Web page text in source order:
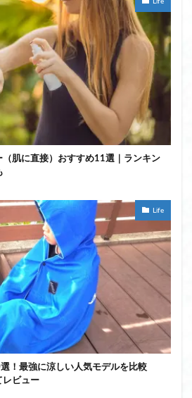
Life
（肌に直接）おすすめ11選｜ランキン
Life
！最強に涼しい人気モデルを比較
レビュー